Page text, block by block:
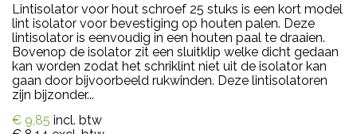
Lintisolator voor hout schroef 25 stuks is een kort model
lint isolator voor bevestiging op houten palen. Deze
lintisolator is eenvoudig in een houten paal te draaien.
Bovenop de isolator zit een sluitklip welke dicht gedaan
kan worden zodat het schriklint niet uit de isolator kan
gaan door bijvoorbeeld rukwinden. Deze lintisolatoren
zijn bijzonder...
€ 9,85 incl. btw